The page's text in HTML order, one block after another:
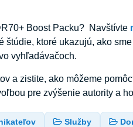
Boost Packu? Navštívte
ktoré ukazujú, ako
vyhľadávačoch.
a zistite, ako môžeme
pre zvýšenie autority a
Služby